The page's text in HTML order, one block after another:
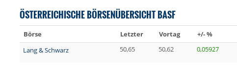
ÖSTERREICHISCHE BÖRSENÜBERSICHT BASF
Börse Letzter Vortag +/- %
Lang & Schwarz
50,65 50,62 0,05927